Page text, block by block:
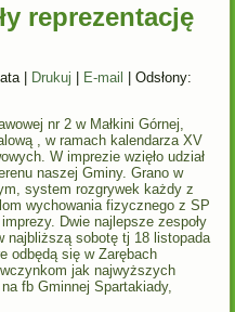
reprezentację
| Drukuj | E-mail |Odsłony:
nr 2 w Małkini Górnej,
, w ramach kalendarza XV
W imprezie wzięło udział
naszej Gminy. Grano w
system rozgrywek każdy z
wychowania fizycznego z SP
Dwie najlepsze zespoły
najbliższą sobotę tj 18 listopada
odbędą się w Zarębach
jak najwyższych
fb Gminnej Spartakiady,